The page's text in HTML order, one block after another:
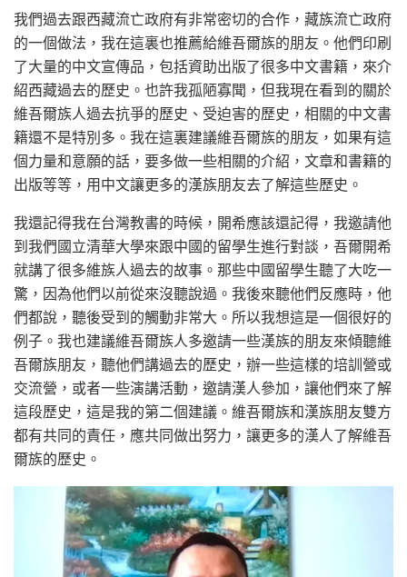
我們過去跟西藏流亡政府有非常密切的合作，藏族流亡政府
的一個做法，我在這裏也推薦給維吾爾族的朋友。他們印刷
了大量的中文宣傳品，包括資助出版了很多中文書籍，來介
紹西藏過去的歷史。也許我孤陋寡聞，但我現在看到的關於
維吾爾族人過去抗爭的歷史、受迫害的歷史，相關的中文書
籍還不是特別多。我在這裏建議維吾爾族的朋友，如果有這
個力量和意願的話，要多做一些相關的介紹，文章和書籍的
出版等等，用中文讓更多的漢族朋友去了解這些歷史。
我還記得我在台灣教書的時候，開希應該還記得，我邀請他
到我們國立清華大學來跟中國的留學生進行對談，吾爾開希
就講了很多維族人過去的故事。那些中國留學生聽了大吃一
驚，因為他們以前從來沒聽說過。我後來聽他們反應時，他
們都說，聽後受到的觸動非常大。所以我想這是一個很好的
例子。我也建議維吾爾族人多邀請一些漢族的朋友來傾聽維
吾爾族朋友，聽他們講過去的歷史，辦一些這樣的培訓營或
交流營，或者一些演講活動，邀請漢人參加，讓他們來了解
這段歷史，這是我的第二個建議。維吾爾族和漢族朋友雙方
都有共同的責任，應共同做出努力，讓更多的漢人了解維吾
爾族的歷史。